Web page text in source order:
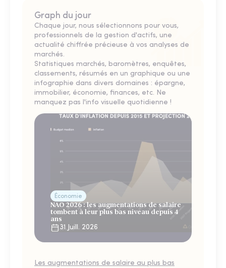
Graph du jour
Chaque jour, nous sélectionnons pour vous,
professionnels de la gestion d'actifs, une
actualité chiffrée précieuse à vos analyses de
marchés.
Statistiques marchés, baromètres, enquêtes,
classements, résumés en un graphique ou une
infographie dans divers domaines : épargne,
immobilier, économie, finances, etc. Ne
manquez pas l'info visuelle quotidienne !
Économie
NAO 2026 : les augmentations de salaire
tombent à leur plus bas niveau depuis 4
ans
31 Juill. 2026
Les augmentations de salaire au plus bas